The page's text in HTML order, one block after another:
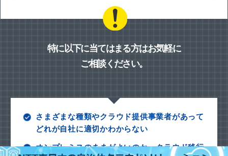
特に以下に当てはまる方はお気軽に
ご相談ください。
さまざまな種類やクラウド提供事業者があって
どれが自社に適切かわからない
オンプレミスのままがよいのか、クラウド移行